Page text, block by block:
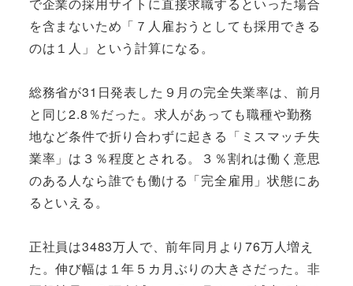
を含まないため「７人雇おうとしても採用できる
のは１人」という計算になる。
総務省が31日発表した９月の完全失業率は、前月
と同じ2.8％だった。求人があっても職種や勤務
地など条件で折り合わずに起きる「ミスマッチ失
業率」は３％程度とされる。３％割れは働く意思
のある人なら誰でも働ける「完全雇用」状態にあ
るといえる。
正社員は3483万人で、前年同月より76万人増え
た。伸び幅は１年５カ月ぶりの大きさだった。非